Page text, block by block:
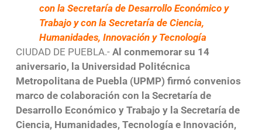
con la Secretaría de Desarrollo Económico y
Trabajo y con la Secretaría de Ciencia,
Humanidades, Innovación y Tecnología
CIUDAD DE PUEBLA.- Al conmemorar su 14
aniversario, la Universidad Politécnica
Metropolitana de Puebla (UPMP) firmó convenios
marco de colaboración con la Secretaría de
Desarrollo Económico y Trabajo y la Secretaría de
Ciencia, Humanidades, Tecnología e Innovación,